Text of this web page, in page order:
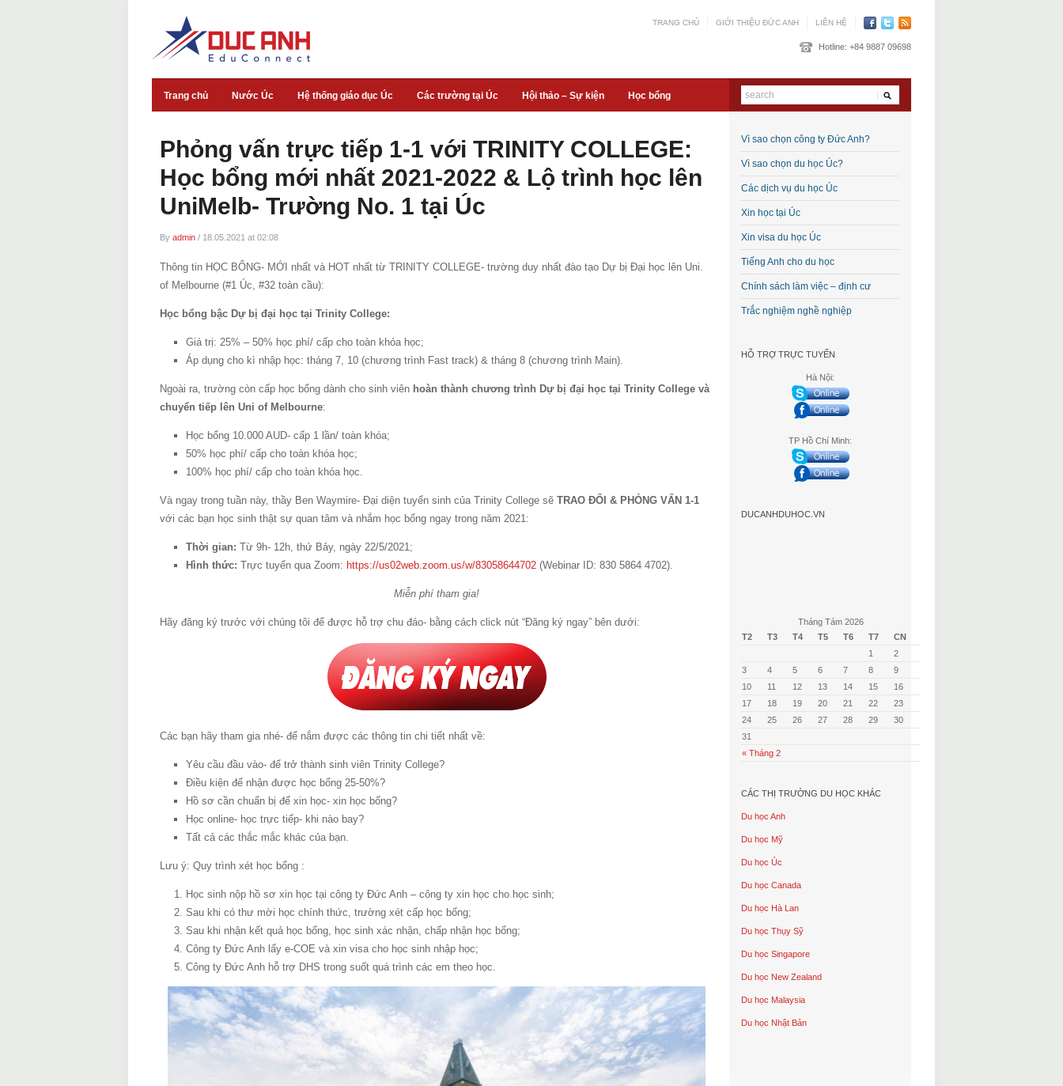
TRANG CHỦ GIỚI THIỆU ĐỨC ANH LIÊN HỆ
Hotline: +84 9887 09698
Trang chủ Nước Úc Hệ thống giáo dục Úc Các trường tại Úc Hội thảo – Sự kiện Học bổng
Phỏng vấn trực tiếp 1-1 với TRINITY COLLEGE:
Học bổng mới nhất 2021-2022 & Lộ trình học lên
UniMelb- Trường No. 1 tại Úc
By admin / 18.05.2021 at 02:08
Thông tin HỌC BỔNG- MỚI nhất và HOT nhất từ TRINITY COLLEGE- trường duy nhất đào tạo Dự bị Đại học lên Uni.
of Melbourne (#1 Úc, #32 toàn cầu):
Học bổng bậc Dự bị đại học tại Trinity College:
Giá trị: 25% – 50% học phí/ cấp cho toàn khóa học;
Áp dụng cho kì nhập học: tháng 7, 10 (chương trình Fast track) & tháng 8 (chương trình Main).
Ngoài ra, trường còn cấp học bổng dành cho sinh viên hoàn thành chương trình Dự bị đại học tại Trinity College và
chuyển tiếp lên Uni of Melbourne:
Học bổng 10.000 AUD- cấp 1 lần/ toàn khóa;
50% học phí/ cấp cho toàn khóa học;
100% học phí/ cấp cho toàn khóa học.
Và ngay trong tuần này, thầy Ben Waymire- Đại diện tuyển sinh của Trinity College sẽ TRAO ĐỔI & PHỎNG VẤN 1-1
với các bạn học sinh thật sự quan tâm và nhắm học bổng ngay trong năm 2021:
Thời gian: Từ 9h- 12h, thứ Bảy, ngày 22/5/2021;
Hình thức: Trực tuyến qua Zoom: https://us02web.zoom.us/w/83058644702 (Webinar ID: 830 5864 4702).
Miễn phí tham gia!
Hãy đăng ký trước với chúng tôi để được hỗ trợ chu đáo- bằng cách click nút “Đăng ký ngay” bên dưới:
Các bạn hãy tham gia nhé- để nắm được các thông tin chi tiết nhất về:
Yêu cầu đầu vào- để trở thành sinh viên Trinity College?
Điều kiện để nhận được học bổng 25-50%?
Hồ sơ cần chuẩn bị để xin học- xin học bổng?
Học online- học trực tiếp- khi nào bay?
Tất cả các thắc mắc khác của bạn.
Lưu ý: Quy trình xét học bổng :
Học sinh nộp hồ sơ xin học tại công ty Đức Anh – công ty xin học cho học sinh;
Sau khi có thư mời học chính thức, trường xét cấp học bổng;
Sau khi nhận kết quả học bổng, học sinh xác nhận, chấp nhận học bổng;
Công ty Đức Anh lấy e-COE và xin visa cho học sinh nhập học;
Công ty Đức Anh hỗ trợ DHS trong suốt quá trình các em theo học.
Vì sao chọn công ty Đức Anh?
Vì sao chọn du học Úc?
Các dịch vụ du học Úc
Xin học tại Úc
Xin visa du học Úc
Tiếng Anh cho du học
Chính sách làm việc – định cư
Trắc nghiệm nghề nghiệp
HỖ TRỢ TRỰC TUYẾN
Hà Nội:
TP Hồ Chí Minh:
DUCANHDUHOC.VN
Tháng Tám 2026
T2
T3 T4 T5 T6 T7 CN
« Tháng 2
1
2
3
4 5 6 7 8
9
10
11 12 13 14 15
16
17
18 19 20 21 22
23
24
25 26 27 28 29
30
31
CÁC THỊ TRƯỜNG DU HỌC KHÁC
Du học Anh
Du học Mỹ
Du học Úc
Du học Canada
Du học Hà Lan
Du học Thụy Sỹ
Du học Singapore
Du học New Zealand
Du học Malaysia
Du học Nhật Bản